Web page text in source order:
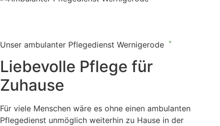
Unser ambulanter Pflegedienst Wernigerode
Liebevolle Pflege für
Zuhause
Für viele Menschen wäre es ohne einen ambulanten
Pflegedienst unmöglich weiterhin zu Hause in der